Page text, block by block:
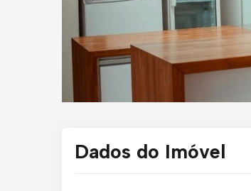
Dados do Imóvel